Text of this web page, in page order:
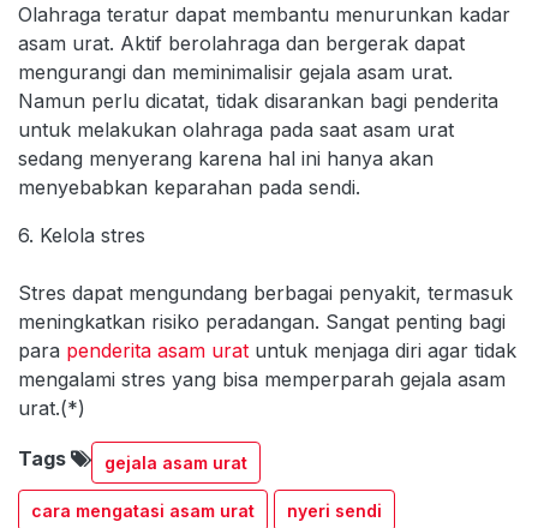
Olahraga teratur dapat membantu menurunkan kadar
asam urat. Aktif berolahraga dan bergerak dapat
mengurangi dan meminimalisir gejala asam urat.
Namun perlu dicatat, tidak disarankan bagi penderita
untuk melakukan olahraga pada saat asam urat
sedang menyerang karena hal ini hanya akan
menyebabkan keparahan pada sendi.
6. Kelola stres
Stres dapat mengundang berbagai penyakit, termasuk
meningkatkan risiko peradangan. Sangat penting bagi
para penderita asam urat untuk menjaga diri agar tidak
mengalami stres yang bisa memperparah gejala asam
urat.(*)
Tags gejala asam urat
cara mengatasi asam urat nyeri sendi